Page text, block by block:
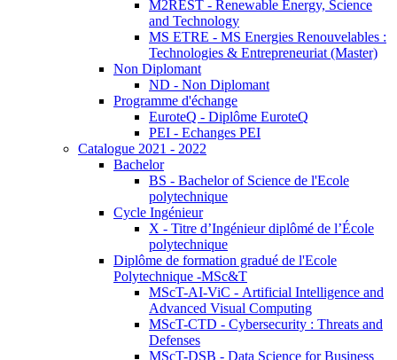
M2REST - Renewable Energy, Science
and Technology
MS ETRE - MS Energies Renouvelables :
Technologies & Entrepreneuriat (Master)
Non Diplomant
ND - Non Diplomant
Programme d'échange
EuroteQ - Diplôme EuroteQ
PEI - Echanges PEI
Catalogue 2021 - 2022
Bachelor
BS - Bachelor of Science de l'Ecole
polytechnique
Cycle Ingénieur
X - Titre d’Ingénieur diplômé de l’École
polytechnique
Diplôme de formation gradué de l'Ecole
Polytechnique -MSc&T
MScT-AI-ViC - Artificial Intelligence and
Advanced Visual Computing
MScT-CTD - Cybersecurity : Threats and
Defenses
MScT-DSB - Data Science for Business